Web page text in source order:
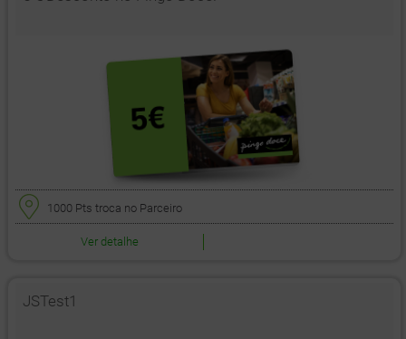
1000 Pts troca no Parceiro
Ver detalhe
JSTest1